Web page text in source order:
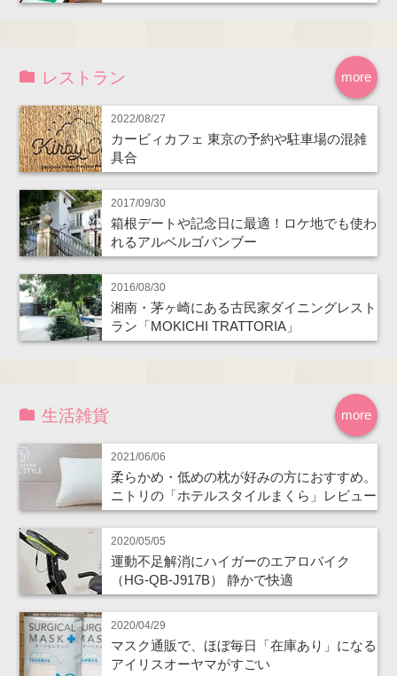
more
レストラン
2022/08/27
カービィカフェ 東京の予約や駐車場の混雑
具合
2017/09/30
箱根デートや記念日に最適！ロケ地でも使わ
れるアルベルゴバンブー
2016/08/30
湘南・茅ヶ崎にある古民家ダイニングレスト
ラン「MOKICHI TRATTORIA」
more
生活雑貨
2021/06/06
柔らかめ・低めの枕が好みの方におすすめ。
ニトリの「ホテルスタイルまくら」レビュー
2020/05/05
運動不足解消にハイガーのエアロバイク
（HG-QB-J917B） 静かで快適
2020/04/29
マスク通販で、ほぼ毎日「在庫あり」になる
アイリスオーヤマがすごい